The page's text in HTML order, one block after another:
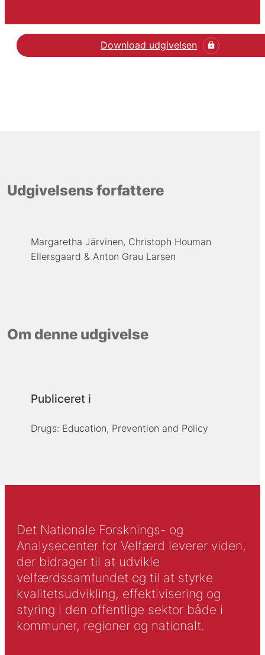
Download udgivelsen
Udgivelsens forfattere
Margaretha Järvinen Christoph Houman
Ellersgaard
Anton Grau Larsen
Om denne udgivelse
Publiceret i
Drugs: Education, Prevention and Policy
Det Nationale Forsknings- og
Analysecenter for Velfærd leverer viden,
der bidrager til at udvikle
velfærdssamfundet og til at styrke
kvalitetsudvikling, effektivisering og
styring i den offentlige sektor både i
kommuner, regioner og nationalt.